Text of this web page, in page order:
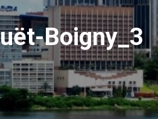
Boigny_3